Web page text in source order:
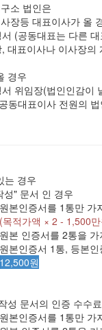
소 법인은
장등 대표이사가 올
(공동대표는 다른
대표이사나 이사장의
경우
위임장(법인인감이
동대표이사 전원의
는 경우
성" 문서 인 경우
원본인증서를 1통만 가
(목적가액 × 2 - 1,500
원본 인증서를 2통을 가
원본인증서 1통, 등본
12,500원
성 문서의 인증 수수료
원본인증서를 1통만 가